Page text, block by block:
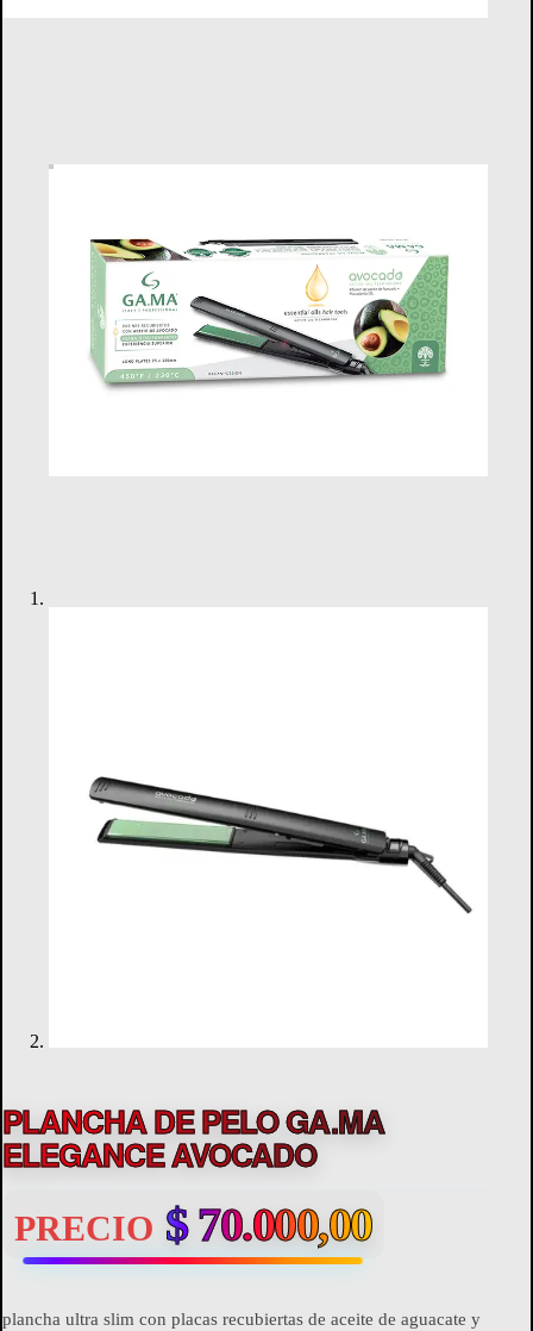
PLANCHA DE PELO GA.MA
ELEGANCE AVOCADO
PRECIO $70.000,00
plancha ultra slim con placas recubiertas de aceite de aguacate y